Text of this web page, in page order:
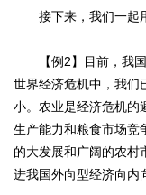
接下来，我们一起用
【例2】目前，我国
世界经济危机中，我们
小。农业是经济危机的
生产能力和粮食市场竞
的大发展和广阔的农村
进我国外向型经济向内